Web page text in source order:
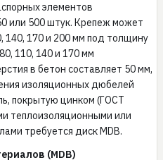
элементов
или 500 штук. Крепеж может
140, 170 и 200 мм под толщину
110, 140 и 170 мм
в бетон составляет 50 мм,
изоляционных дюбелей
покрытую цинком (ГОСТ
теплоизоляционными или
требуется диск MDB.
(MDB)